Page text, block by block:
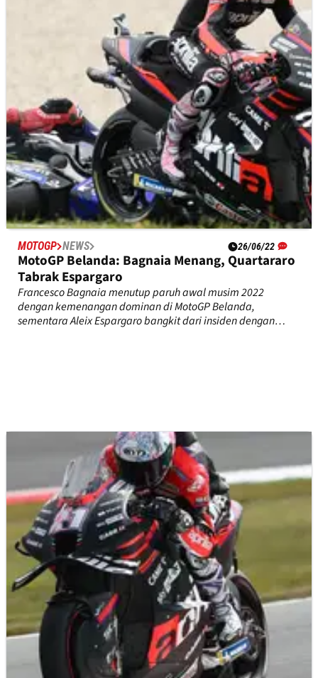
Jurnalis Crash.net Robert Jones menilai performa para
pembalap dari MotoGP Belanda yang penuh drama di Assen.
MOTOGP NEWS 26/06/22
MotoGP Belanda: Bagnaia Menang, Quartararo
Tabrak Espargaro
Francesco Bagnaia menutup paruh awal musim 2022
dengan kemenangan dominan di MotoGP Belanda,
sementara Aleix Espargaro bangkit dari insiden dengan